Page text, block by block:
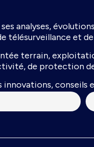
analyses,
télésurveillance et
terrain,
de protection
conseils